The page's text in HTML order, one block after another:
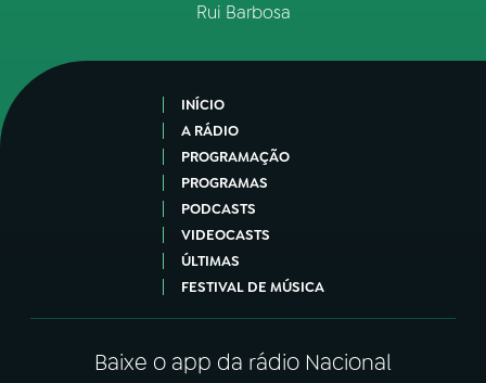
Rui Barbosa
INÍCIO
A RÁDIO
PROGRAMAÇÃO
PROGRAMAS
PODCASTS
VIDEOCASTS
ÚLTIMAS
FESTIVAL DE MÚSICA
Baixe o app da rádio Nacional